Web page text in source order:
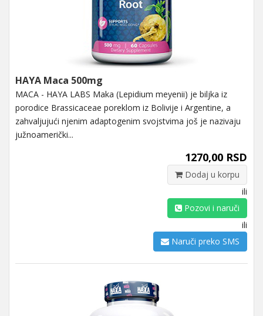
HAYA Maca 500mg
MACA - HAYA LABS Maka (Lepidium meyenii) je biljka iz
porodice Brassicaceae poreklom iz Bolivije i Argentine, a
zahvaljujući njenim adaptogenim svojstvima još je nazivaju
južnoamerički...
1270,00 RSD
Dodaj u korpu
ili
Pozovi i naruči
ili
Naruči preko SMS